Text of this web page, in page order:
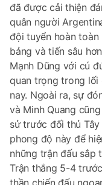
đã được cải thiện
quân người
đội tuyển hoàn
bảng và tiến sâu
Mạnh Dũng với cú
quan trọng trong lối
nay. Ngoài ra, sự
và Minh Quang
sử trước đối thủ
phong độ này để
những trận đấu sắp
Trận thắng 5-4
thần chiến đấu